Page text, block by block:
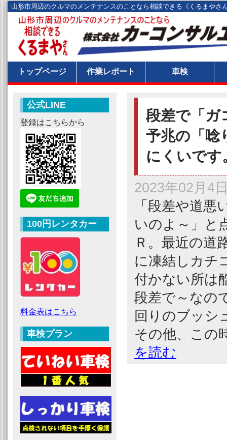
山形市周辺のクルマのメンテナンスのことなら相談できる《くるまや
トップページ 作業レポート 車検
段差で「ガ
予兆の「唸
にくいです
2023年02月4
「段差や道
いのよ～」と
Ｒ。最近の道
に凍結しカチ
付かない所は
段差で～なの
回りのブッシ
その他、この
を読む
公式LINE
登録はこちらから
100円レンタカー
料金表はこちら
車検プラン